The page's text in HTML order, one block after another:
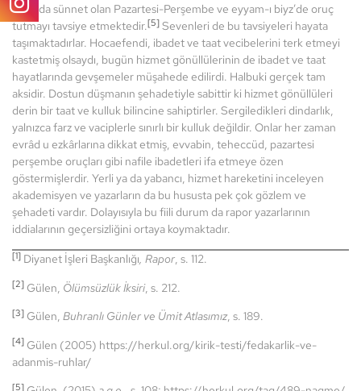
yanında sünnet olan Pazartesi-Perşembe ve eyyam-ı biyz’de oruç
tutmayı tavsiye etmektedir.[5] Sevenleri de bu tavsiyeleri hayata
taşımaktadırlar. Hocaefendi, ibadet ve taat vecibelerini terk etmeyi
kastetmiş olsaydı, bugün hizmet gönüllülerinin de ibadet ve taat
hayatlarında gevşemeler müşahede edilirdi. Halbuki gerçek tam
aksidir. Dostun düşmanın şehadetiyle sabittir ki hizmet gönüllüleri
derin bir taat ve kulluk bilincine sahiptirler. Sergiledikleri dindarlık,
yalnızca farz ve vaciplerle sınırlı bir kulluk değildir. Onlar her zaman
evrâd u ezkârlarına dikkat etmiş, evvabin, teheccüd, pazartesi
perşembe oruçları gibi nafile ibadetleri ifa etmeye özen
göstermişlerdir. Yerli ya da yabancı, hizmet hareketini inceleyen
akademisyen ve yazarların da bu hususta pek çok gözlem ve
şehadeti vardır. Dolayısıyla bu fiili durum da rapor yazarlarının
iddialarının geçersizliğini ortaya koymaktadır.
[1] Diyanet İşleri Başkanlığı, Rapor, s. 112.
[2] Gülen, Ölümsüzlük İksiri, s. 212.
[3] Gülen, Buhranlı Günler ve Ümit Atlasımız, s. 189.
[4] Gülen (2005) https://herkul.org/kirik-testi/fedakarlik-ve-
adanmis-ruhlar/
[5]